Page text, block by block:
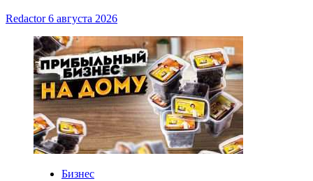
Redactor6 августа 2026
Бизнес